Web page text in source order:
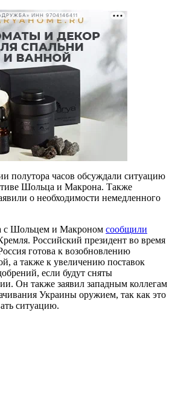
ИНН 9704146411
полутора часов обсуждали ситуацию
Шольца и Макрона. Также
о необходимости немедленного
с Шольцем и Макроном сообщили
Российский президент во время
готова к возобновлению
а также к увеличению поставок
если будут сняты
Он также заявил западным коллегам
Украины оружием, так как это
ситуацию.